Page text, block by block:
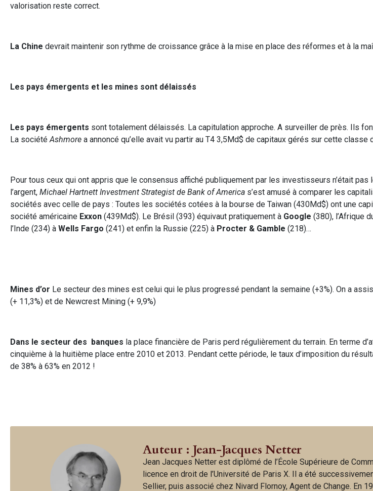
valorisation reste correct.
La Chine devrait maintenir son rythme de croissance grâce à la mise en place des réformes et à la
Les pays émergents et les mines sont délaissés
Les pays émergents sont totalement délaissés. La capitulation approche. A surveiller de près. Ils
La sociétéAshmore a annoncé qu’elle avait vu partir au T4 3,5Md$ de capitaux gérés sur cette classe
Pour tous ceux qui ont appris que le consensus affiché publiquement par les investisseurs n’était pas
l’argent, Michael Hartnett Investment Strategist de Bank of America s’est amusé à comparer les
sociétés avec celle de pays : Toutes les sociétés cotées à la bourse de Taiwan (430Md$) ont une
société américaine Exxon (439Md$). Le Brésil (393) équivaut pratiquement à Google (380), l’Afrique
l’Inde (234) à Wells Fargo (241) et enfin la Russie (225) à Procter & Gamble (218)…
Mines d’or Le secteur des mines est celui qui le plus progressé pendant la semaine (+3%). On a
(+ 11,3%) et de Newcrest Mining (+ 9,9%)
Dans le secteur des banques la place financière de Paris perd régulièrement du terrain. En terme
cinquième à la huitième place entre 2010 et 2013. Pendant cette période, le taux d’imposition du
de 38% à 63% en 2012 !
Auteur : Jean-Jacques Netter
Jean Jacques Netter est diplômé de l’École Supérieure de
licence en droit de l’Université de Paris X. Il a été
Sellier, puis associé chez Nivard Flornoy, Agent de Change. En